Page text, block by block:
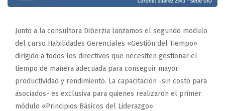
Junto a la consultora Diberzia lanzamos el segundo modulo
del curso Habilidades Gerenciales «Gestión del Tiempo»
dirigido a todos los directivos que necesiten gestionar el
tiempo de manera adecuada para conseguir mayor
productividad y rendimiento. La capacitación -sin costo para
asociados- es exclusiva para quienes realizaron el primer
módulo «Principios Básicos del Liderazgo».